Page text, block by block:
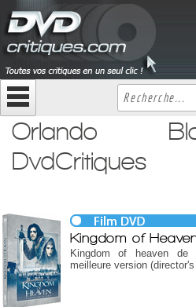
Orlando
DvdCritiques
Kingdom of
Kingdom of heaven
meilleure version